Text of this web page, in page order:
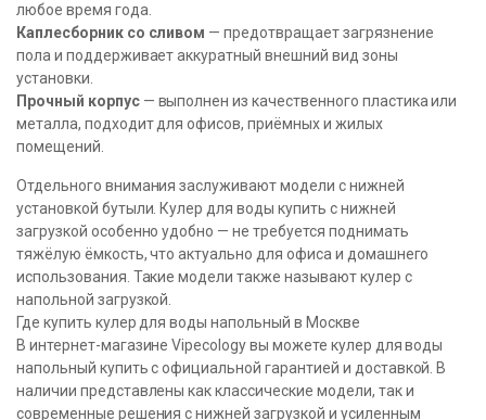
любое время года.
Каплесборник со сливом — предотвращает загрязнение
пола и поддерживает аккуратный внешний вид зоны
установки.
Прочный корпус— выполнен из качественного пластика или
металла, подходит для офисов, приёмных и жилых
помещений.
Отдельного внимания заслуживают модели с нижней
установкой бутыли. Кулер для воды купить с нижней
загрузкой особенно удобно — не требуется поднимать
тяжёлую ёмкость, что актуально для офиса и домашнего
использования. Такие модели также называют кулер с
напольной загрузкой.
Где купить кулер для воды напольный в Москве
В интернет-магазине Vipecology вы можете кулер для воды
напольный купить с официальной гарантией и доставкой. В
наличии представлены как классические модели, так и
современные решения с нижней загрузкой и усиленным